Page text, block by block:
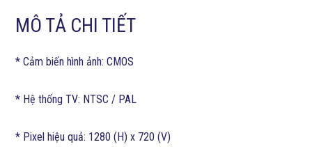
MÔ TẢ CHI TIẾT
* Cảm biến hình ảnh: CMOS
* Hệ thống TV: NTSC / PAL
* Pixel hiệu quả: 1280 (H) x 720 (V)